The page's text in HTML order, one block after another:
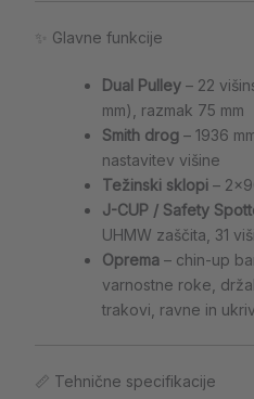
✨ Glavne funkcije
Dual Pulley – 22
mm), razmak 75 mm
Smith drog – 1936
nastavitev višine
Težinski sklopi –
J-CUP / Safety
UHMW zaščita, 31
Oprema – chin-up
varnostne roke,
trakovi, ravne in
📏 Tehnične specifikacije